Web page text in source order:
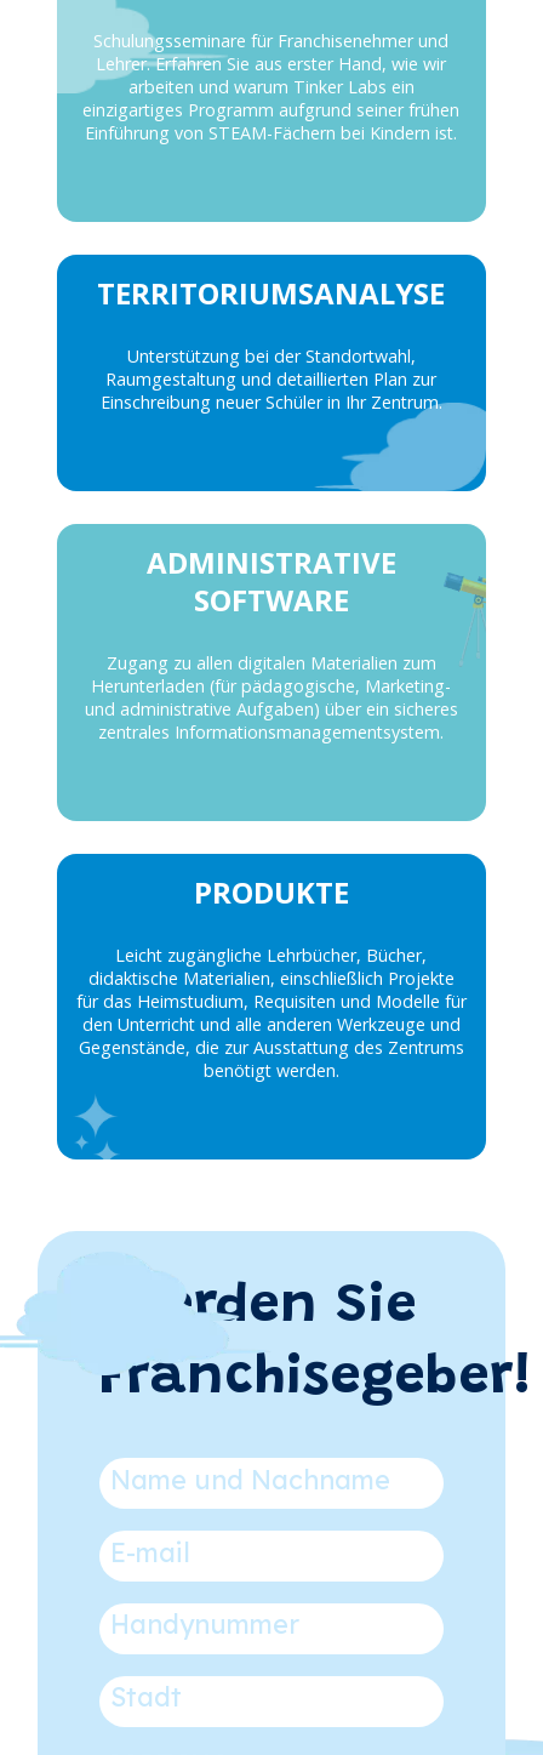
Schulungsseminare für Franchisenehmer und
Lehrer. Erfahren Sie aus erster Hand, wie wir
arbeiten und warum Tinker Labs ein
einzigartiges Programm aufgrund seiner frühen
Einführung von STEAM-Fächern bei Kindern ist.
TERRITORIUMSANALYSE
Unterstützung bei der Standortwahl,
Raumgestaltung und detaillierten Plan zur
Einschreibung neuer Schüler in Ihr Zentrum.
ADMINISTRATIVE
SOFTWARE
Zugang zu allen digitalen Materialien zum
Herunterladen (für pädagogische, Marketing-
und administrative Aufgaben) über ein sicheres
zentrales Informationsmanagementsystem.
PRODUKTE
Leicht zugängliche Lehrbücher, Bücher,
didaktische Materialien, einschließlich Projekte
für das Heimstudium, Requisiten und Modelle für
den Unterricht und alle anderen Werkzeuge und
Gegenstände, die zur Ausstattung des Zentrums
benötigt werden.
Werden Sie
Franchisegeber!
Ime i prezime
E-mail
Broj telefona
Za koji grad